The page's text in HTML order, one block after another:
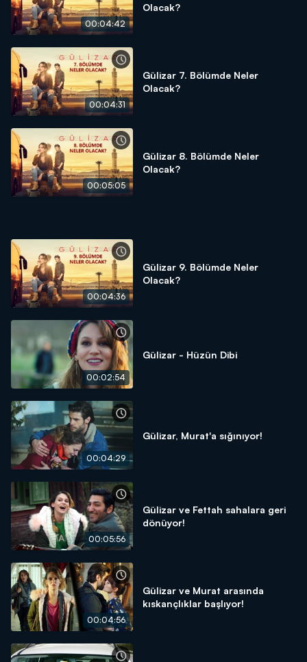
00:04:42
Olacak?
00:04:31
Gülizar 7. Bölümde Neler
Olacak?
00:05:05
Gülizar 8. Bölümde Neler
Olacak?
00:04:36
Gülizar 9. Bölümde Neler
Olacak?
00:02:54
Gülizar - Hüzün Dibi
00:04:29
Gülizar, Murat'a sığınıyor!
00:05:56
Gülizar ve Fettah sahalara geri
dönüyor!
00:04:56
Gülizar ve Murat arasında
kıskançlıklar başlıyor!